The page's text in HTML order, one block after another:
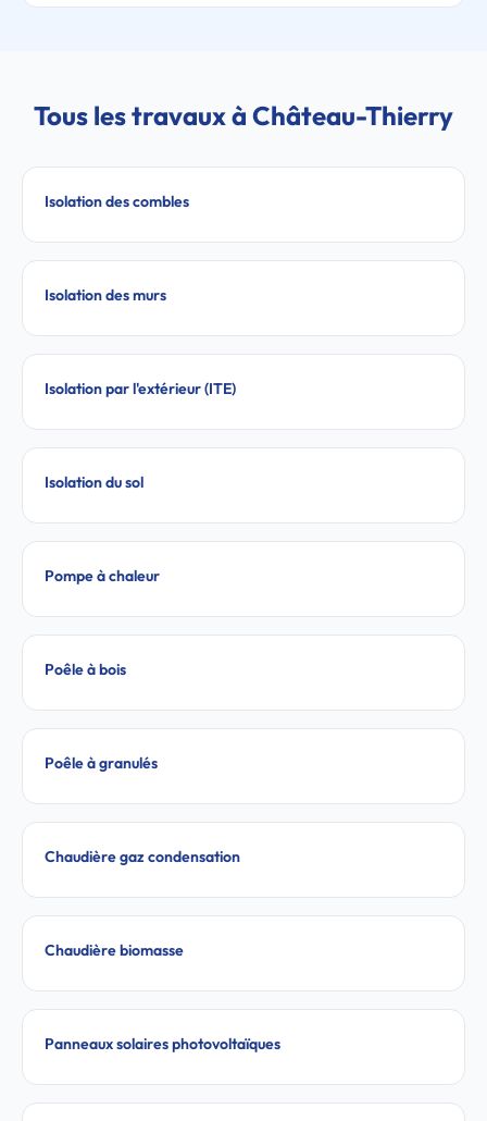
Tous les travaux à Château-Thierry
Isolation des combles
Isolation des murs
Isolation par l'extérieur (ITE)
Isolation du sol
Pompe à chaleur
Poêle à bois
Poêle à granulés
Chaudière gaz condensation
Chaudière biomasse
Panneaux solaires photovoltaïques